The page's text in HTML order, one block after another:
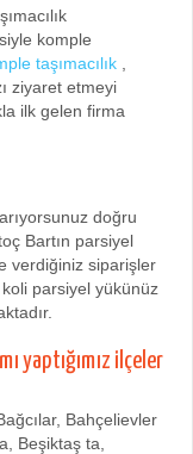
komple
taşımacılık
ziyaret etmeyi
ilk gelen firma
doğru
Bartın parsiyel
verdiğiniz siparişler
koli parsiyel yükünüz
yaptığımız ilçeler
Bahçelievler
Beşiktaş ta,